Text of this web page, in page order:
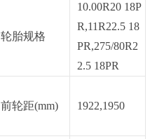
轮胎规格
10.00R20 18P
R,11R22.5 18
PR,275/80R2
2.5 18PR
前轮距(mm) 1922,1950